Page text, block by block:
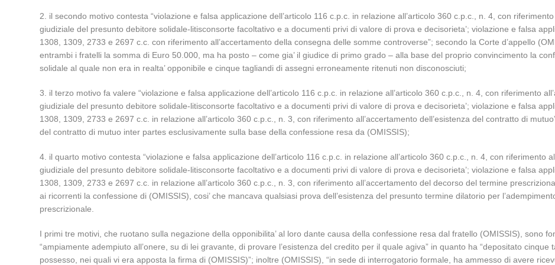
2. il secondo motivo contesta “violazione e falsa applicazione dell’articolo 116 c.p.c. in relazione all’articolo 360 c.p.c., n. 4, con
giudiziale del presunto debitore solidale-litisconsorte facoltativo e a documenti privi di valore di prova e decisorieta’; violazione e falsa
1308, 1309, 2733 e 2697 c.c. con riferimento all’accertamento della consegna delle somme controverse”; secondo la Corte d’appello
entrambi i fratelli la somma di Euro 50.000, ma ha posto – come gia’ il giudice di primo grado – alla base del proprio convincimento la
solidale al quale non era in realta’ opponibile e cinque tagliandi di assegni erroneamente ritenuti non disconosciuti;
3. il terzo motivo fa valere “violazione e falsa applicazione dell’articolo 116 c.p.c. in relazione all’articolo 360 c.p.c., n. 4, con riferimento
giudiziale del presunto debitore solidale-litisconsorte facoltativo e a documenti privi di valore di prova e decisorieta’; violazione e falsa
1308, 1309, 2733 e 2697 c.c. in relazione all’articolo 360 c.p.c., n. 3, con riferimento all’accertamento dell’esistenza del contratto di
del contratto di mutuo inter partes esclusivamente sulla base della confessione resa da (OMISSIS);
4. il quarto motivo contesta “violazione e falsa applicazione dell’articolo 116 c.p.c. in relazione all’articolo 360 c.p.c., n. 4, con riferimento
giudiziale del presunto debitore solidale-litisconsorte facoltativo e a documenti privi di valore di prova e decisorieta’; violazione e falsa
1308, 1309, 2733 e 2697 c.c. in relazione all’articolo 360 c.p.c., n. 3, con riferimento all’accertamento del decorso del termine
ai ricorrenti la confessione di (OMISSIS), cosi’ che mancava qualsiasi prova dell’esistenza del presunto termine dilatorio per
prescrizionale.
I primi tre motivi, che ruotano sulla negazione della opponibilita’ al loro dante causa della confessione resa dal fratello (OMISSIS), sono
“ampiamente adempiuto all’onere, su di lei gravante, di provare l’esistenza del credito per il quale agiva” in quanto ha “depositato
possesso, nei quali vi era apposta la firma di (OMISSIS)”; inoltre (OMISSIS), “in sede di interrogatorio formale, ha ammesso di avere